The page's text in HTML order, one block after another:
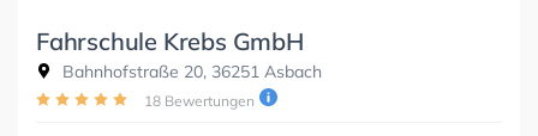
Fahrschule Krebs GmbH
Bahnhofstraße 20, 36251 Asbach
18 Bewertungen